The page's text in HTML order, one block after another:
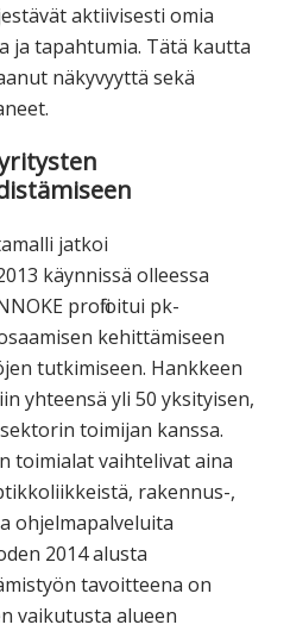
aktiivisesti omia
ja tapahtumia. Tätä kautta
näkyvyyttä sekä
jatkoi
käynnissä olleessa
profiloitui pk-
kehittämiseen
tutkimiseen. Hankkeen
yhteensä yli 50 yksityisen,
toimijan kanssa.
toimialat vaihtelivat aina
rakennus-,
ohjelmapalveluita
2014 alusta
tavoitteena on
vaikutusta alueen